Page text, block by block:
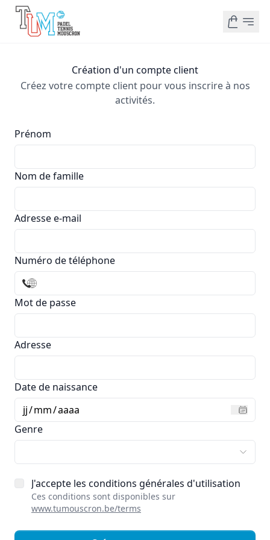
Création d'un compte client
Créez votre compte client pour vous inscrire à nos
activités.
Prénom
Nom de famille
Adresse e-mail
Numéro de téléphone
Mot de passe
Adresse
Date de naissance
jj/mm/aaaa
Genre
J'accepte les conditions générales d'utilisation
Ces conditions sont disponibles sur
www.tumouscron.be/terms